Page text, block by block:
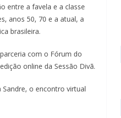
entre a favela e a classe
anos 50, 70 e a atual, a
brasileira.
com o Fórum do
online da Sessão Divã.
Sandre, o encontro virtual